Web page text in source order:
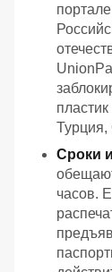
Сроки
часов.